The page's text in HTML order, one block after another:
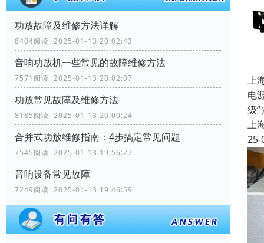
功放故障及维修方法详解
8404阅读 2025-01-13 20:02:43
音响功放机一些常见的故障维修方法
7571阅读 2025-01-13 20:02:07
功放常见故障及维修方法
8185阅读 2025-01-13 20:00:24
合并式功放维修指南：4步搞定常见问题
7545阅读 2025-01-13 19:56:27
音响设备常见故障
7249阅读 2025-01-13 19:46:59
上
电
级
上
25-